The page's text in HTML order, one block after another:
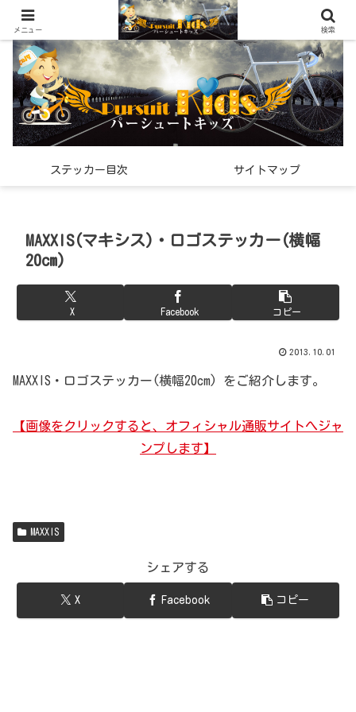
世界中で見つけた「希少なスポーツ雑貨」の紹介メディア
ステッカー目次 サイトマップ
MAXXIS(マキシス)・ロゴステッカー(横幅
20cm)
X Facebook コピー
2013.10.01
MAXXIS・ロゴステッカー(横幅20cm) をご紹介します。
【画像をクリックすると、オフィシャル通販サイトへジャ
ンプします】
MAXXIS
シェアする
X Facebook コピー
メニュー 検索